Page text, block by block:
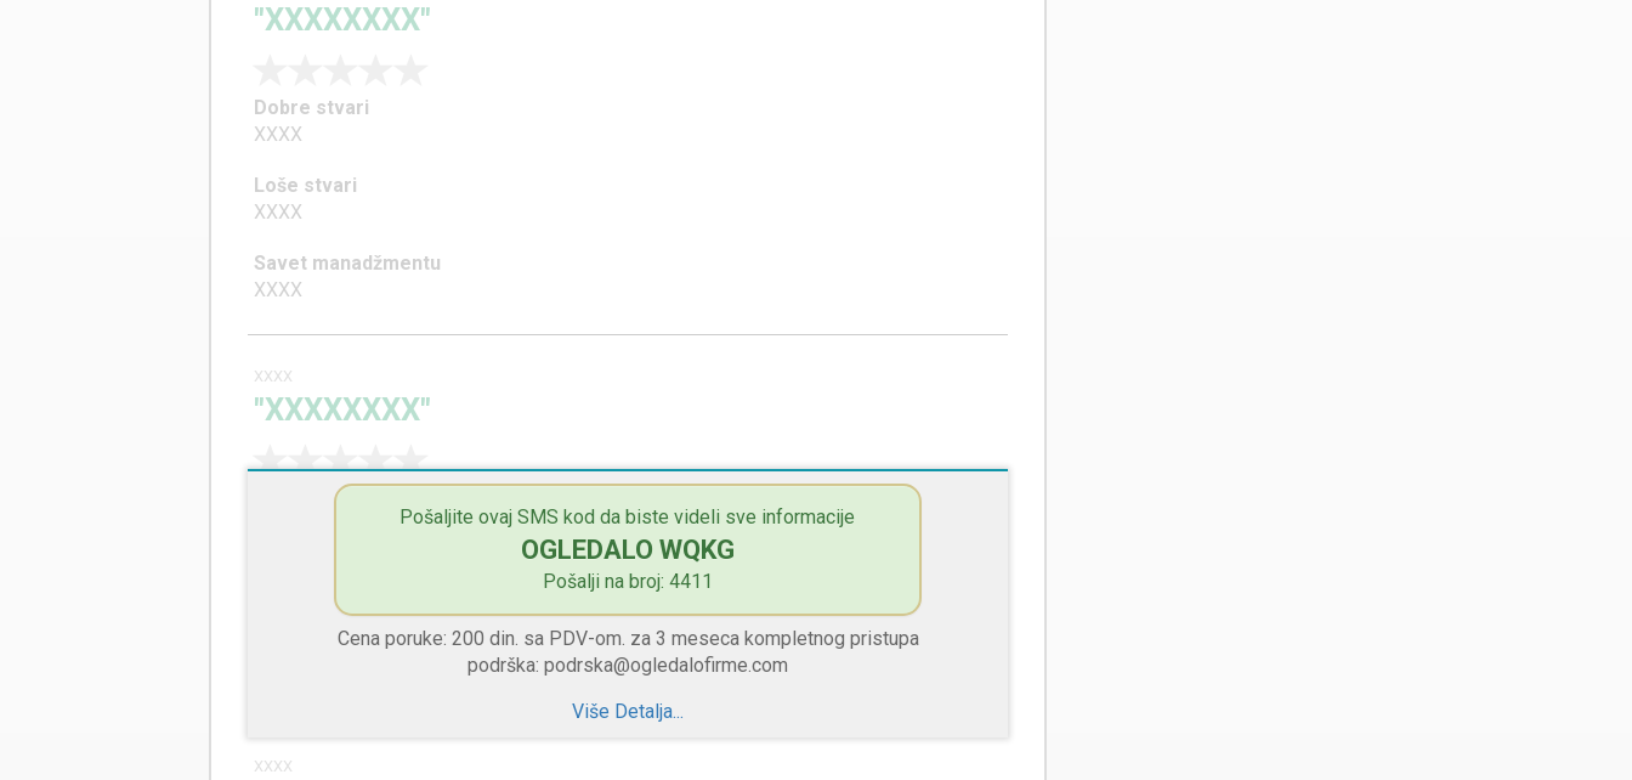
"XXXXXXXX"
Dobre stvari
XXXX
Loše stvari
XXXX
Savet manadžmentu
XXXX
Pošaljite ovaj SMS kod da biste videli sve informacije
OGLEDALO WQKG
Pošalji na broj: 4411
Cena poruke: 200 din. sa PDV-om. za 3 meseca kompletnog pristupa
podrška: podrska@ogledalofirme.com
Više Detalja...
XXXX
"XXXXXXXX"
Dobre stvari
Savet manadžmentu
XXXX